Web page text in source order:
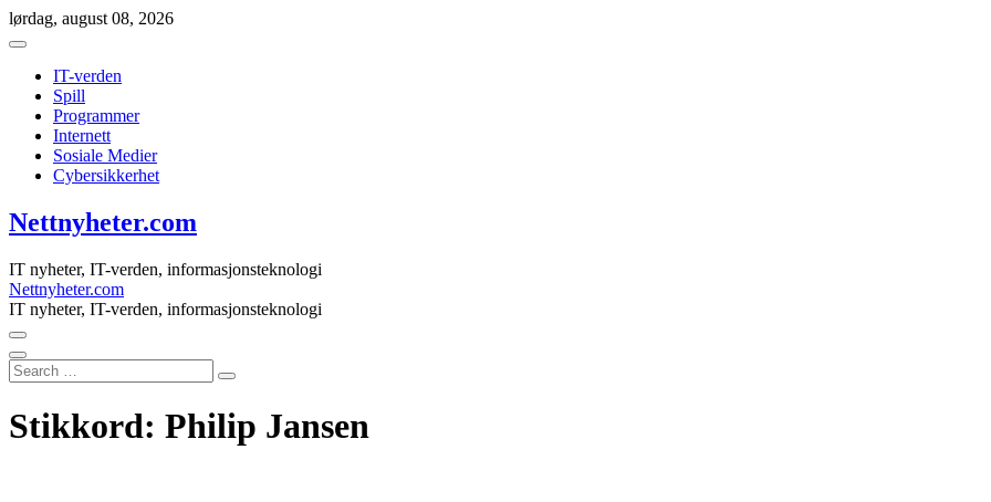
Skip
to
lørdag, august 08, 2026
IT-verden
Spill
Programmer
Internett
Sosiale Medier
Cybersikkerhet
Nettnyheter.com
IT nyheter, IT-verden, informasjonsteknologi
Nettnyheter.com
IT nyheter, IT-verden, informasjonsteknologi
Search
…
Stikkord: Philip Jansen